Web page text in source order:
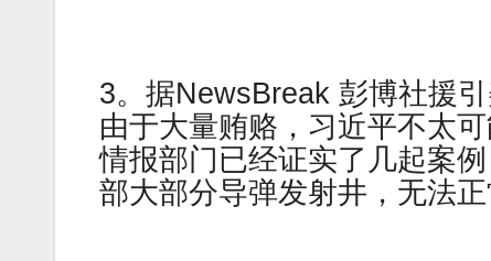
3。据NewsBreak 彭博社援
由于大量贿赂，习近平不太
情报部门已经证实了几起案
部大部分导弹发射井，无法正